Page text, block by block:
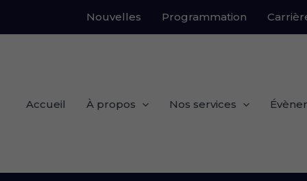
Nouvelles Programmation
Accueil À propos Nos services